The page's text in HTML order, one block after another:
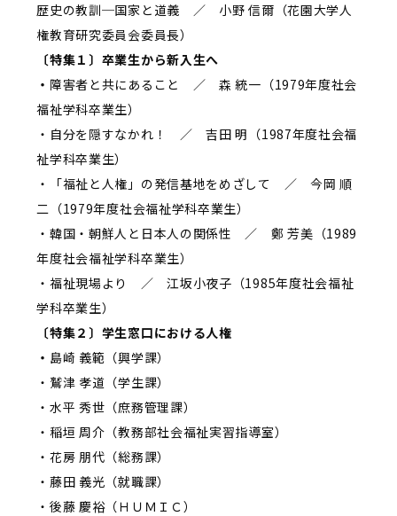
歴史の教訓─国家と道義 ／ 小野 信爾（花園大学人
権教育研究委員会委員長）
〔特集１〕卒業生から新入生へ
・ 障害者と共にあること ／ 森 統一（1979年度社会
福祉学科卒業生）
・自分を隠すなかれ！ ／ 吉田 明（1987年度社会福
祉学科卒業生）
・「福祉と人権」の発信基地をめざして ／ 今岡 順
二（1979年度社会福祉学科卒業生）
・韓国・朝鮮人と日本人の関係性 ／ 鄭 芳美（1989
年度社会福祉学科卒業生）
・福祉現場より ／ 江坂小夜子（1985年度社会福祉
学科卒業生）
〔特集２〕学生窓口における人権
・ 島崎 義範（興学課）
・鷲津 孝道（学生課）
・水平 秀世（庶務管理課）
・稲垣 周介（教務部社会福祉実習指導室）
・花房 朋代（総務課）
・藤田 義光（就職課）
・後藤 慶裕（ＨＵＭＩＣ）